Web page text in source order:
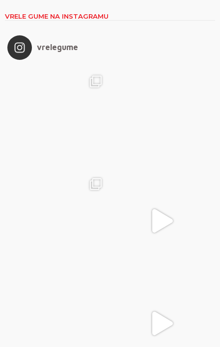
VRELE GUME NA INSTAGRAMU
vrelegume